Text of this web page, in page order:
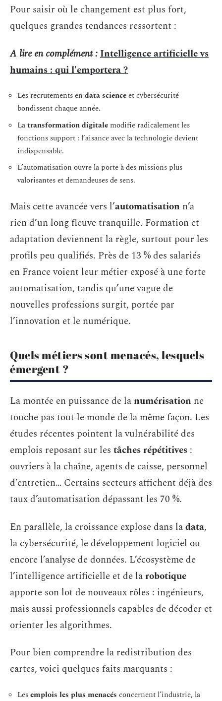
Pour saisir où le changement est plus fort,
quelques grandes tendances ressortent :
A lire en complément :Intelligence artificielle vs
humains : qui l'emportera ?
Les recrutements en data scienceet cybersécurité
bondissent chaque année.
Latransformation digitale modifie radicalement les
fonctions support : l’aisance avec la technologie devient
indispensable.
L’automatisation ouvre la porte à des missions plus
valorisantes et demandeuses de sens.
Mais cette avancée vers l’automatisation n’a
rien d’un long fleuve tranquille. Formation et
adaptation deviennent la règle, surtout pour les
profils peu qualifiés. Près de 13 % des salariés
en France voient leur métier exposé à une forte
automatisation, tandis qu’une vague de
nouvelles professions surgit, portée par
l’innovation et le numérique.
Quels métiers sont menacés, lesquels
émergent ?
La montée en puissance de lanumérisation ne
touche pas tout le monde de la même façon. Les
études récentes pointent la vulnérabilité des
emplois reposant sur les tâches répétitives :
ouvriers à la chaîne, agents de caisse, personnel
d’entretien… Certains secteurs affichent déjà des
taux d’automatisation dépassant les 70 %.
En parallèle, la croissance explose dans ladata,
la cybersécurité, le développement logiciel ou
encore l’analyse de données. L’écosystème de
l’intelligence artificielle et de larobotique
apporte son lot de nouveaux rôles : ingénieurs,
mais aussi professionnels capables de décoder et
orienter les algorithmes.
Pour bien comprendre la redistribution des
cartes, voici quelques faits marquants :
Lesemplois les plus menacés concernent l’industrie, la